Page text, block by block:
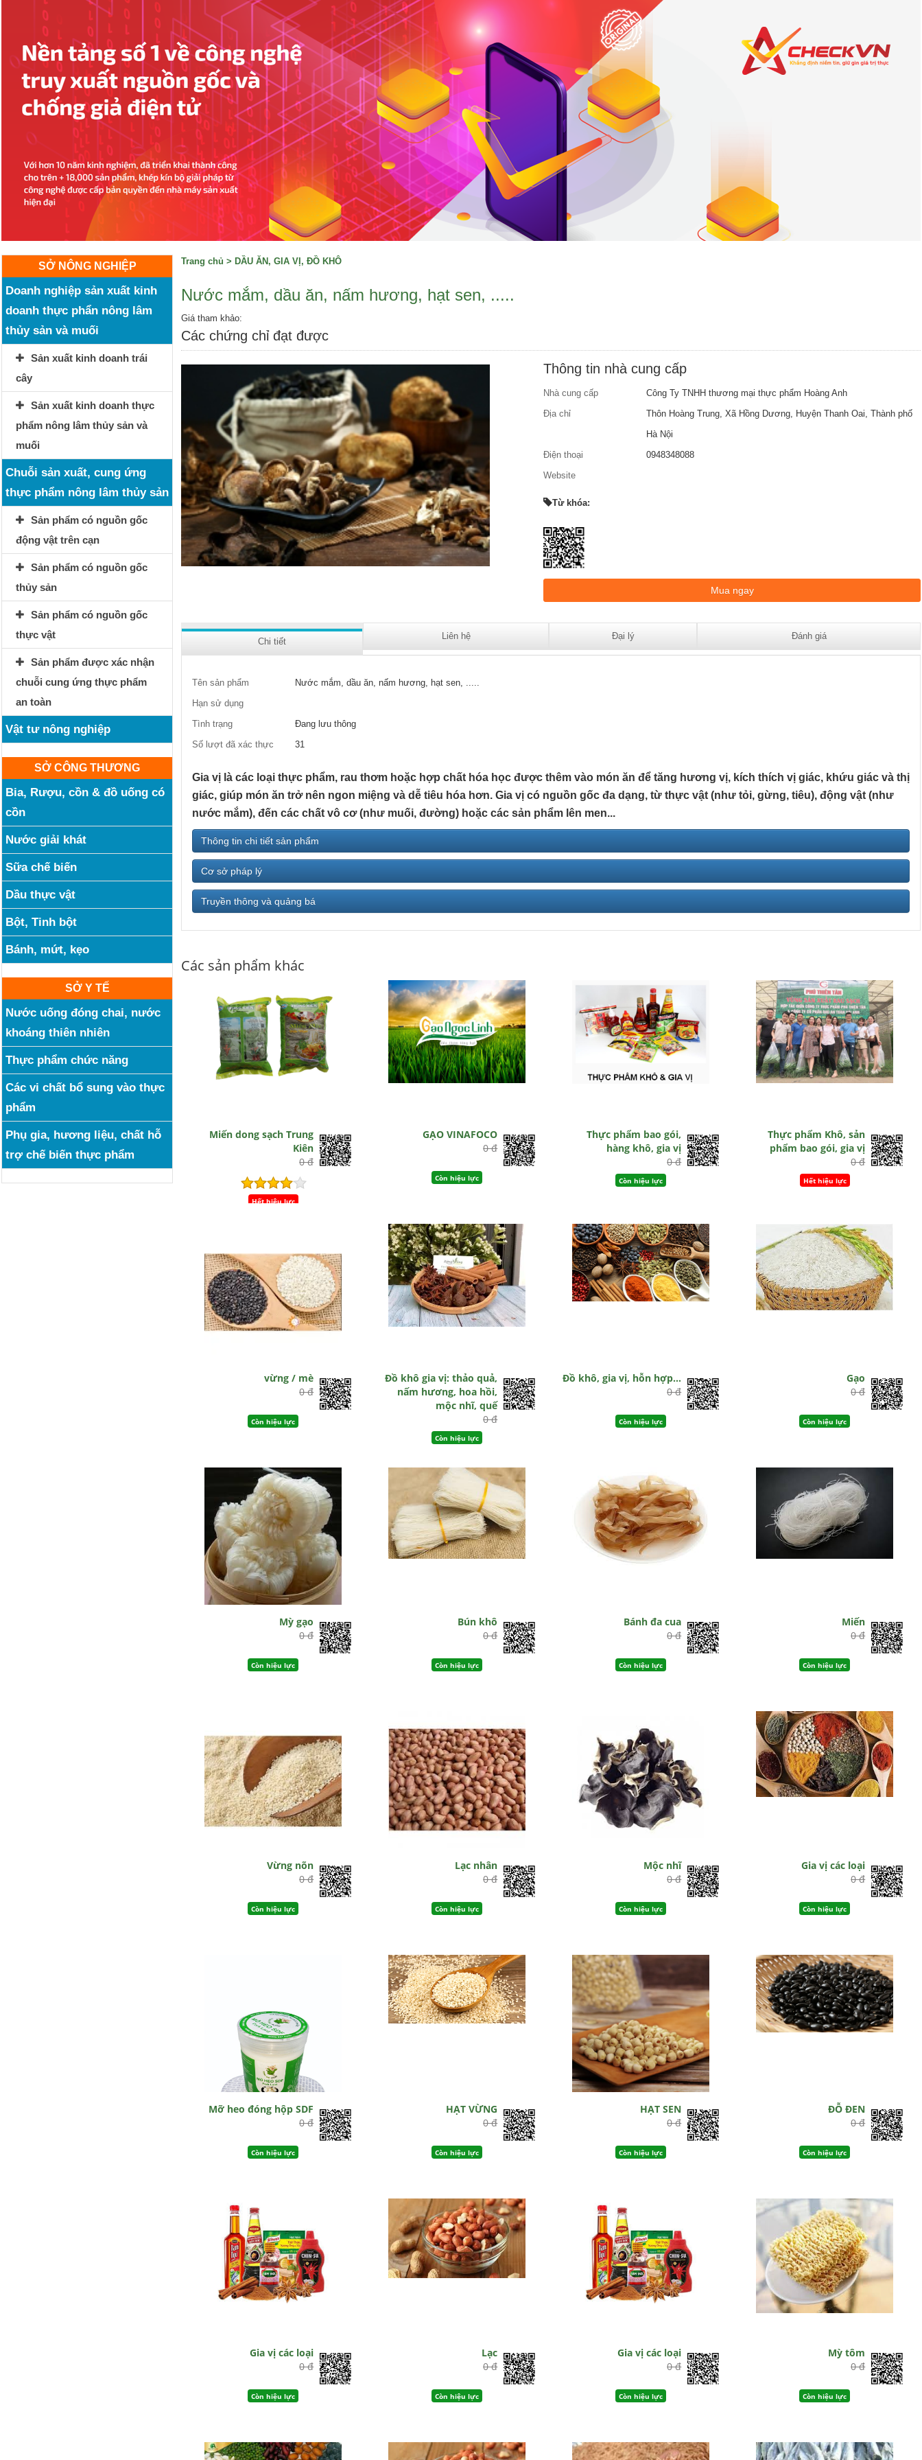
SỞ NÔNG NGHIỆP
Doanh nghiệp sản xuất kinh
doanh thực phẩn nông lâm
thủy sản và muối
Sản xuất kinh doanh trái
cây
Sản xuất kinh doanh thực
phẩm nông lâm thủy sản và
muối
Chuỗi sản xuất, cung ứng
thực phẩm nông lâm thủy sản
Sản phẩm có nguồn gốc
động vật trên cạn
Sản phẩm có nguồn gốc
thủy sản
Sản phẩm có nguồn gốc
thực vật
Sản phẩm được xác nhận
chuỗi cung ứng thực phẩm
an toàn
Vật tư nông nghiệp
SỞ CÔNG THƯƠNG
Bia, Rượu, cồn & đồ uống có
cồn
Nước giải khát
Sữa chế biến
Dầu thực vật
Bột, Tinh bột
Bánh, mứt, kẹo
SỞ Y TẾ
Nước uống đóng chai, nước
khoáng thiên nhiên
Thực phẩm chức năng
Các vi chất bổ sung vào thực
phẩm
Phụ gia, hương liệu, chất hỗ
trợ chế biến thực phẩm
Trang chủ > DẦU ĂN, GIA VỊ, ĐỒ KHÔ
Nước mắm, dầu ăn, nấm hương, hạt sen, .....
Giá tham khảo:
Các chứng chỉ đạt được
Thông tin nhà cung cấp
Nhà cung cấp
Công Ty TNHH thương mại thực phẩm Hoàng Anh
Địa chỉ
Thôn Hoàng Trung, Xã Hồng Dương, Huyện Thanh Oai, Thành phố
Hà Nội
Điện thoại
0948348088
Website
Từ khóa:
Chi tiết
Liên hệ Đại lý Đánh giá
Tên sản phẩm
Nước mắm, dầu ăn, nấm hương, hạt sen, .....
Hạn sử dụng
Tình trạng
Đang lưu thông
Số lượt đã xác thực
31
Gia vị là các loại thực phẩm, rau thơm hoặc hợp chất hóa học được thêm vào món ăn để tăng hương vị, kích thích vị giác, khứu giác và thị
giác, giúp món ăn trở nên ngon miệng và dễ tiêu hóa hơn. Gia vị có nguồn gốc đa dạng, từ thực vật (như tỏi, gừng, tiêu), động vật (như
nước mắm), đến các chất vô cơ (như muối, đường) hoặc các sản phẩm lên men...
Thông tin chi tiết sản phẩm
Cơ sở pháp lý
Truyền thông và quảng bá
Các sản phẩm khác
Miến dong sạch Trung
Kiên
0 đ
Hết hiệu lực
GẠO VINAFOCO
0 đ
Còn hiệu lực
Thực phẩm bao gói,
hàng khô, gia vị
0 đ
Còn hiệu lực
Thực phẩm Khô, sản
phẩm bao gói, gia vị
0 đ
Hết hiệu lực
vừng / mè
0 đ
Còn hiệu lực
Đồ khô gia vị: thảo quả,
nấm hương, hoa hồi,
mộc nhĩ, quế
0 đ
Còn hiệu lực
Đồ khô, gia vị, hỗn hợp…
0 đ
Còn hiệu lực
Gạo
0 đ
Còn hiệu lực
Mỳ gạo
0 đ
Còn hiệu lực
Bún khô
0 đ
Còn hiệu lực
Bánh đa cua
0 đ
Còn hiệu lực
Miến
0 đ
Còn hiệu lực
Vừng nõn
0 đ
Còn hiệu lực
Lạc nhân
0 đ
Còn hiệu lực
Mộc nhĩ
0 đ
Còn hiệu lực
Gia vị các loại
0 đ
Còn hiệu lực
Mỡ heo đóng hộp SDF
0 đ
Còn hiệu lực
HẠT VỪNG
0 đ
Còn hiệu lực
HẠT SEN
0 đ
Còn hiệu lực
ĐỖ ĐEN
0 đ
Còn hiệu lực
Gia vị các loại
0 đ
Còn hiệu lực
Lạc
0 đ
Còn hiệu lực
Gia vị các loại
0 đ
Còn hiệu lực
Mỳ tôm
0 đ
Còn hiệu lực